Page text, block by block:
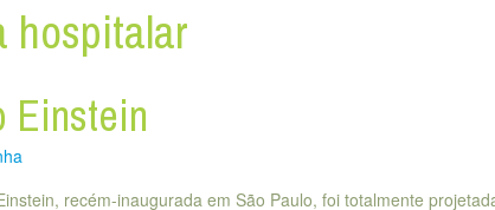
hospitalar
Einstein
recém-inaugurada em São Paulo, foi totalmente